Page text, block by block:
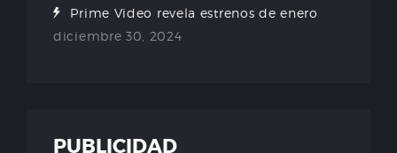
Prime Video revela estrenos de enero
diciembre 30, 2024
PUBLICIDAD